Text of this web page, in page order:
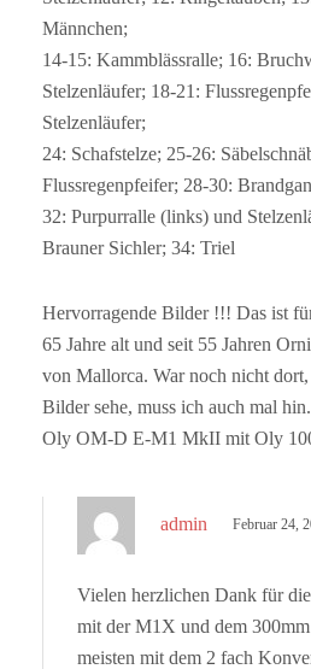
Männchen;
14-15: Kammblässralle; 16:
Stelzenläufer; 18-21:
Stelzenläufer;
24: Schafstelze; 25-26:
Flussregenpfeifer; 28-30:
32: Purpurralle (links) und
Brauner Sichler; 34: Triel
Hervorragende Bilder !!! Das ist
65 Jahre alt und seit 55 Jahren
von Mallorca. War noch nicht
Bilder sehe, muss ich auch mal
Oly OM-D E-M1 MkII mit Oly
admin
t
:
Februar 24,
Vielen herzlichen Dank für
mit der M1X und dem
meisten mit dem 2 fach